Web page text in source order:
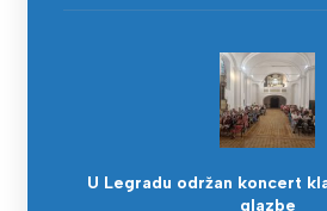
U Legradu održan koncert
glazbe